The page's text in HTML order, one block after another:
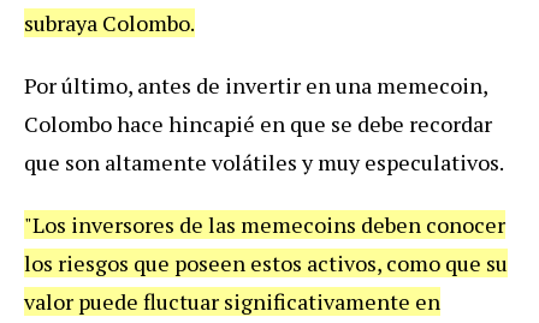
subraya Colombo.
Por último, antes de invertir en una memecoin,
Colombo hace hincapié en que se debe recordar
que son altamente volátiles y muy especulativos.
"Los inversores de las memecoins deben conocer
los riesgos que poseen estos activos, como que su
valor puede fluctuar significativamente en